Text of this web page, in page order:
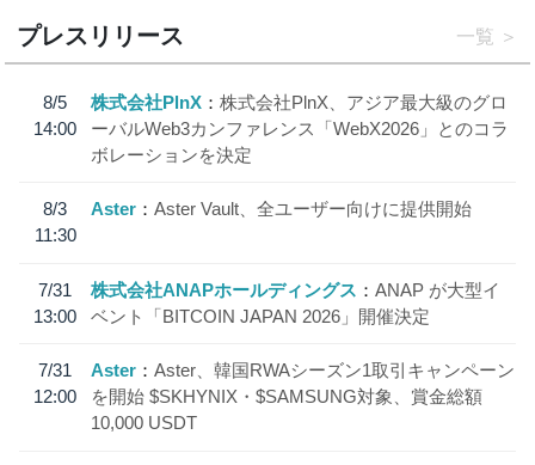
プレスリリース 一覧
8/5
14:00
株式会社PlnX
株式会社PlnX、アジア最大級のグロ
ーバルWeb3カンファレンス「WebX2026」とのコラ
ボレーションを決定
8/3
11:30
Aster Aster Vault、全ユーザー向けに提供開始
7/31
13:00
株式会社ANAPホールディングス
ANAP が大型イ
ベント「BITCOIN JAPAN 2026」開催決定
7/31
12:00
Aster
Aster、韓国RWAシーズン1取引キャンペーン
を開始 $SKHYNIX・$SAMSUNG対象、賞金総額
10,000 USDT